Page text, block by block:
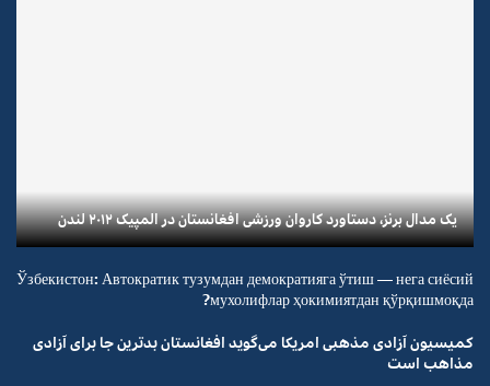
یک مدال برنز، دستاورد کاروان ورزشی افغانستان در المپیک ۲۰۱۲ لندن
Ўзбекистон: Автократик тузумдан демократияга ўтиш — нега сиёсий
мухолифлар ҳокимиятдан қўрқишмоқда?
کمیسیون آزادی مذهبی امریکا می‌گوید افغانستان بدترین جا برای آزادی
مذاهب است